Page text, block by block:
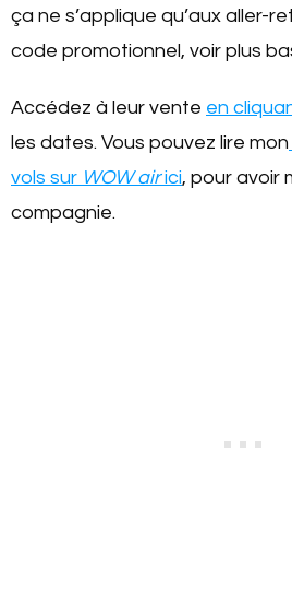
ça ne s’applique qu’aux aller-
code promotionnel, voir plus
Accédez à leur vente en
les dates. Vous pouvez lire mon
vols sur WOW airici, pour avoir
compagnie.